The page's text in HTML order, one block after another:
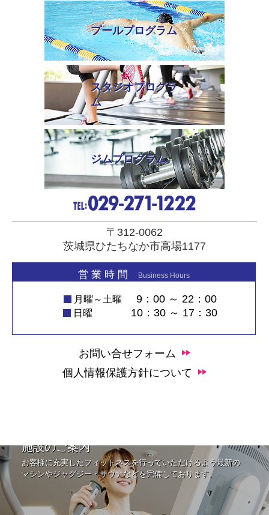
プールプログラム
スタジオプログラ
ム
ジムプログラム
〒312-0062
茨城県ひたちなか市高場1177
営 業 時 間 Business Hours
月曜～土曜 9：00 ～ 22：00
日曜 10：30 ～ 17：30
お問い合せフォーム
個人情報保護方針について
施設のご案内
お客様に充実したフィットネスを行っていただけるよう最新の
マシンやジャグジー・サウナなどを完備しております。